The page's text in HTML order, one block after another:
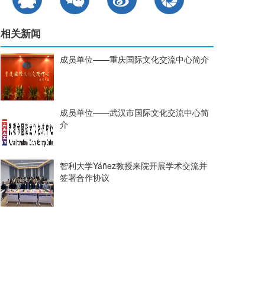
相关新闻
成员单位——重庆国际文化交流中心简介
成员单位——武汉市国际文化交流中心简
介
智利大学Yáñez教授来院开展学术交流并
签署合作协议